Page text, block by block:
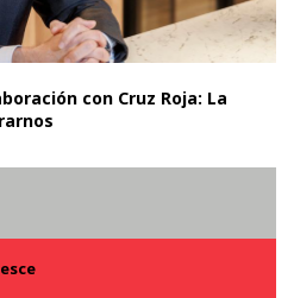
con Cruz Roja: La